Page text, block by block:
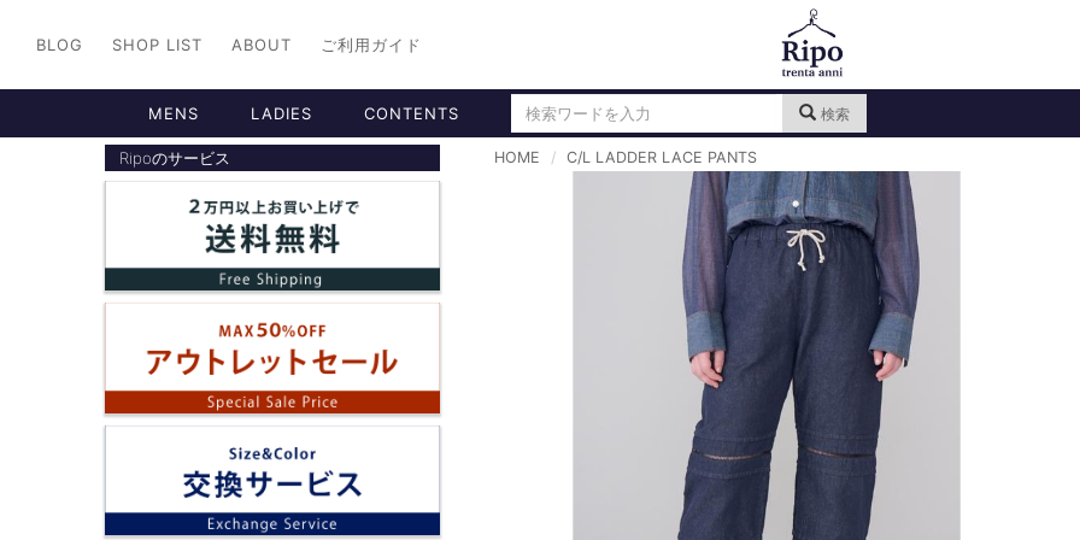
BLOG SHOP LIST ABOUT ご利用ガイド
MENS LADIES CONTENTS 検索
Ripoのサービス HOME C/L LADDER LACE PANTS